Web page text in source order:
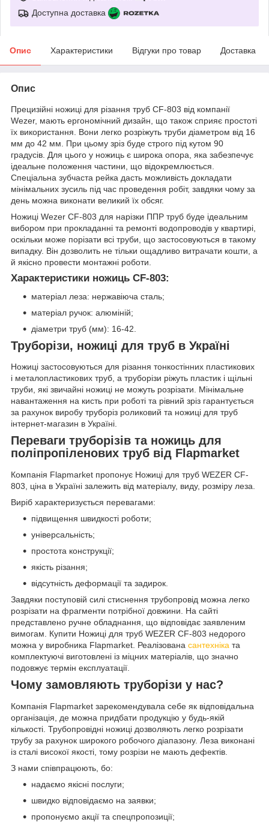
Доступна доставка
Опис Характеристики Відгуки про товар Доставка
Опис
Прецизійні ножиці для різання труб CF-803 від компанії
Wezer, мають ергономічний дизайн, що також сприяє простоті
їх використання. Вони легко розріжуть труби діаметром від 16
мм до 42 мм. При цьому зріз буде строго під кутом 90
градусів. Для цього у ножиць є широка опора, яка забезпечує
ідеальне положення частини, що відокремлюється.
Спеціальна зубчаста рейка дасть можливість докладати
мінімальних зусиль під час проведення робіт, завдяки чому за
день можна виконати великий їх обсяг.
Ножиці Wezer CF-803 для нарізки ППР труб буде ідеальним
вибором при прокладанні та ремонті водопроводів у квартирі,
оскільки може порізати всі труби, що застосовуються в такому
випадку. Він дозволить не тільки ощадливо витрачати кошти, а
й якісно провести монтажні роботи.
Характеристики ножиць CF-803:
матеріал леза: нержавіюча сталь;
матеріал ручок: алюміній;
діаметри труб (мм): 16-42.
Труборізи, ножиці для труб в Україні
Ножиці застосовуються для різання тонкостінних пластикових
і металопластикових труб, а труборізи ріжуть пластик і щільні
труби, які звичайні ножиці не можуть розрізати. Мінімальне
навантаження на кисть при роботі та рівний зріз гарантується
за рахунок виробу труборіз роликовий та ножиці для труб
інтернет-магазин в Україні.
Переваги труборізів та ножиць для
поліпропіленових труб вiд Flapmarket
Компанія Flapmarket пропонує Ножиці для труб WEZER CF-
803, ціна в Україні залежить від матеріалу, виду, розміру леза.
Виріб характеризується перевагами:
підвищення швидкості роботи;
універсальність;
простота конструкції;
якість різання;
відсутність деформації та задирок.
Завдяки поступовій силі стиснення трубопровід можна легко
розрізати на фрагменти потрібної довжини. На сайті
представлено ручне обладнання, що відповідає заявленим
вимогам. Купити Ножиці для труб WEZER CF-803 недорого
можна у виробника Flapmarket. Реалізована сантехніка та
комплектуючі виготовлені із міцних матеріалів, що значно
подовжує термін експлуатації.
Чому замовляють труборізи у нас?
Компанія Flapmarket зарекомендувала себе як відповідальна
організація, де можна придбати продукцію у будь-якій
кількості. Трубопровідні ножиці дозволяють легко розрізати
трубу за рахунок широкого робочого діапазону. Леза виконані
із сталі високої якості, тому розрізи не мають дефектів.
З нами співпрацюють, бо:
надаємо якісні послуги;
швидко відповідаємо на заявки;
пропонуємо акції та спецпропозиції;